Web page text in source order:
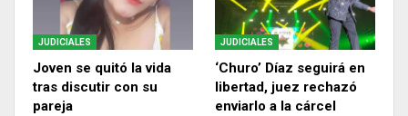
JUDICIALES
Joven se quitó la vida
tras discutir con su
pareja
JUDICIALES
‘Churo’ Díaz seguirá en
libertad, juez rechazó
enviarlo a la cárcel